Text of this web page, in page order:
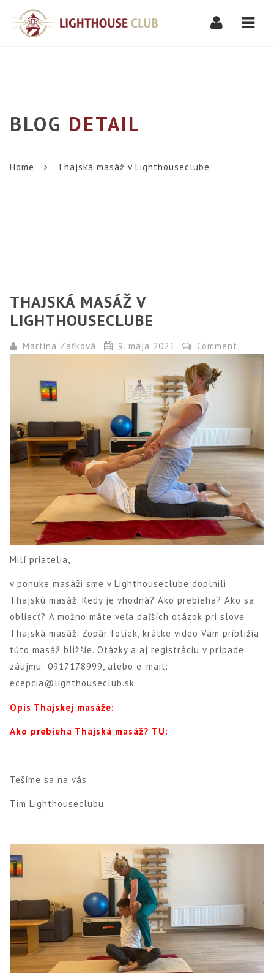
BLOG DETAIL
Home Thajská masáž v Lighthouseclube
THAJSKÁ MASÁŽ V
LIGHTHOUSECLUBE
Martina Zaťková 9. mája 2021 Comment
Milí priatelia,
v ponuke masáži sme v Lighthouseclube doplnili
Thajskú masáž. Kedy je vhodná? Ako prebieha? Ako sa
obliecť? A možno máte veľa daľších otázok pri slove
Thajská masáž. Zopár fotiek, krátke video Vám priblížia
túto masáž bližšie. Otázky a aj registráciu v prípade
záujmu: 0917178999, alebo e-mail:
ecepcia@lighthouseclub.sk
Opis Thajskej masáže:
Ako prebieha Thajská masáž? TU:
Tešíme sa na vás
Tím Lighthouseclubu